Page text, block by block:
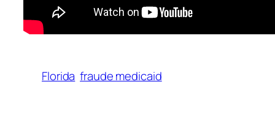
Florida fraude medicaid